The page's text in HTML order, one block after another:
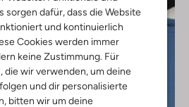
sorgen dafür, dass die Website
und kontinuierlich
Cookies werden immer
keine Zustimmung. Für
die wir verwenden, um deine
und dir personalisierte
bitten wir um deine